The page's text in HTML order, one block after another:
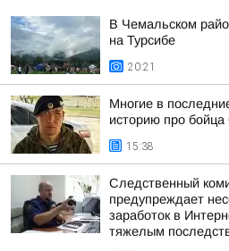
В Чемальском
на Турсибе
20:21
Многие в
историю про
15:38
Следственный
предупреждает
заработок в
тяжелым